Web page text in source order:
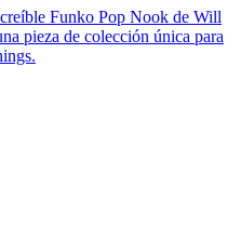
Funko Pop Nook de Will
pieza de colección única para